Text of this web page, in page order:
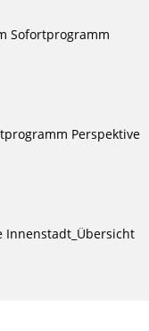
Sofortprogramm
Perspektive
Innenstadt_Übersicht